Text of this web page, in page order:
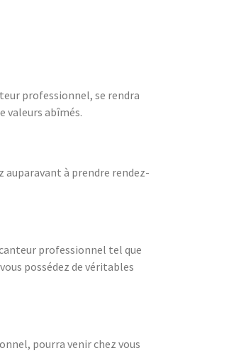
professionnel, se rendra
valeurs abîmés.
auparavant à prendre rendez-
professionnel tel que
possédez de véritables
pourra venir chez vous